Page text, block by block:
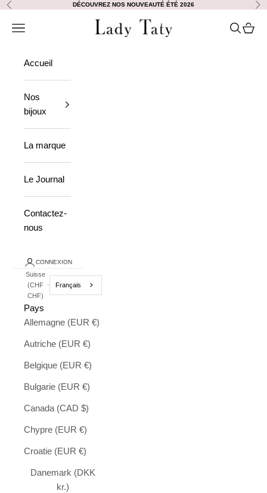
Passer au contenu
Précédent DÉCOUVREZ NOS NOUVEAUTÉ ÉTÉ 2026
Lady Taty
Ouvrir la navigation Ouvrir la
Voir
Accueil
Nos
bijoux
La marque
Le Journal
Contactez-
nous
CONNEXION
Suisse
(CHF
CHF)
Français
Pays
Allemagne (EUR €)
Autriche (EUR €)
Belgique (EUR €)
Bulgarie (EUR €)
Canada (CAD $)
Chypre (EUR €)
Croatie (EUR €)
Danemark (DKK
kr.)